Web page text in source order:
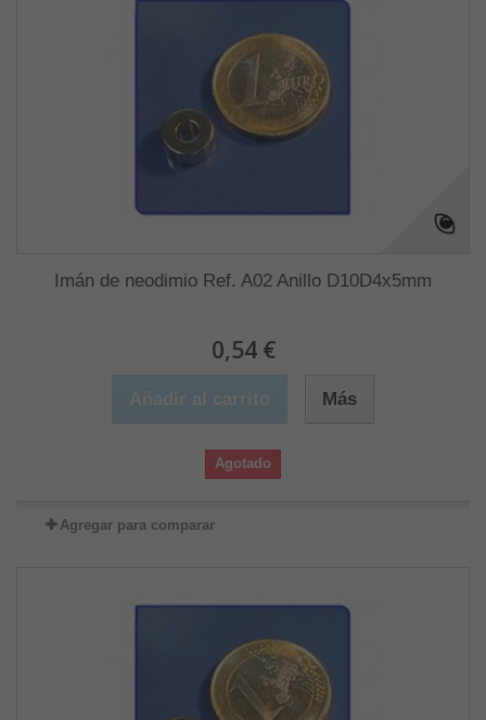
Imán de neodimio Ref. A02 Anillo D10D4x5mm
0,54 €
Más
Agotado
Agregar para comparar